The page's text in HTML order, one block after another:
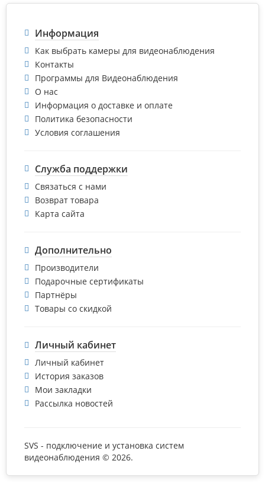
Информация
Как выбрать камеры для видеонаблюдения
Контакты
Программы для Видеонаблюдения
О нас
Информация о доставке и оплате
Политика безопасности
Условия соглашения
Служба поддержки
Связаться с нами
Возврат товара
Карта сайта
Дополнительно
Производители
Подарочные сертификаты
Партнёры
Товары со скидкой
Личный кабинет
Личный кабинет
История заказов
Мои закладки
Рассылка новостей
SVS - подключение и установка систем
видеонаблюдения © 2026.